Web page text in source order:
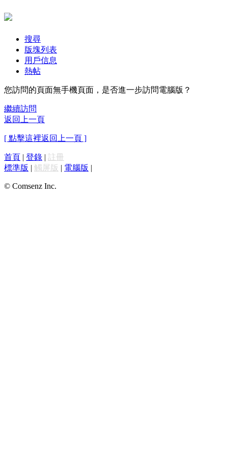
搜尋
版塊列表
用戶信息
熱帖
您訪問的頁面無手機頁面，是否進一步訪問電腦版？
繼續訪問
返回上一頁
[ 點擊這裡返回上一頁 ]
首頁 | 登錄 | 註冊
標準版 | 觸屏版 | 電腦版 |
© Comsenz Inc.